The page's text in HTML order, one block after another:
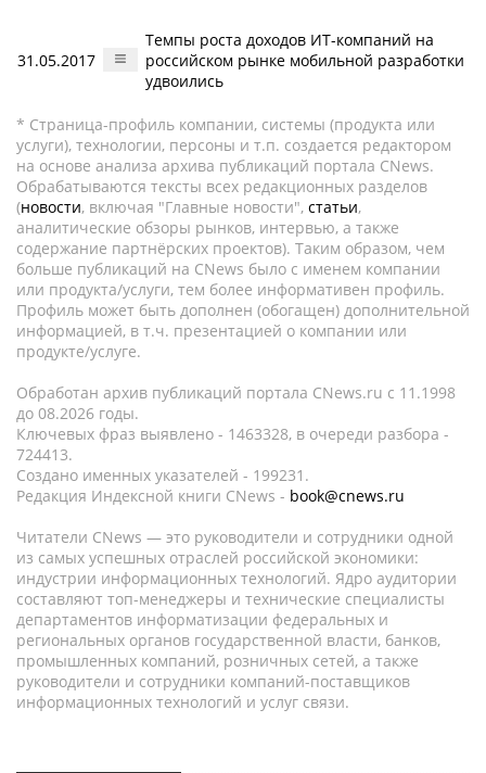
31.05.2017
Темпы роста доходов ИТ-компаний на
российском рынке мобильной разработки
удвоились
* Страница-профиль компании, системы (продукта или
услуги), технологии, персоны и т.п. создается редактором
на основе анализа архива публикаций портала CNews.
Обрабатываются тексты всех редакционных разделов
(новости, включая "Главные новости", статьи,
аналитические обзоры рынков, интервью, а также
содержание партнёрских проектов). Таким образом, чем
больше публикаций на CNews было с именем компании
или продукта/услуги, тем более информативен профиль.
Профиль может быть дополнен (обогащен) дополнительной
информацией, в т.ч. презентацией о компании или
продукте/услуге.
Обработан архив публикаций портала CNews.ru c 11.1998
до 08.2026 годы.
Ключевых фраз выявлено - 1463328, в очереди разбора -
724413.
Создано именных указателей - 199231.
Редакция Индексной книги CNews - book@cnews.ru
Читатели CNews — это руководители и сотрудники одной
из самых успешных отраслей российской экономики:
индустрии информационных технологий. Ядро аудитории
составляют топ-менеджеры и технические специалисты
департаментов информатизации федеральных и
региональных органов государственной власти, банков,
промышленных компаний, розничных сетей, а также
руководители и сотрудники компаний-поставщиков
информационных технологий и услуг связи.